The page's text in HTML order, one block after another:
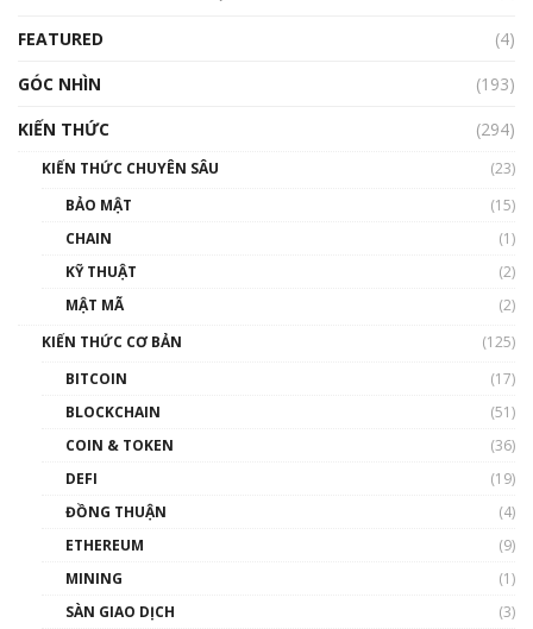
00:43:47
như thể nào?
00:39:31
Phổ cập Blockchain
thống & Crypto qua các cuộc chiến | Phổ cập
FEATURED
(4)
GÓC NHÌN
(193)
KIẾN THỨC
(294)
KIẾN THỨC CHUYÊN SÂU
(23)
BẢO MẬT
(15)
CHAIN
(1)
KỸ THUẬT
(2)
MẬT MÃ
(2)
KIẾN THỨC CƠ BẢN
(125)
BITCOIN
(17)
BLOCKCHAIN
(51)
COIN & TOKEN
(36)
DEFI
(19)
ĐỒNG THUẬN
(4)
ETHEREUM
(9)
MINING
(1)
SÀN GIAO DỊCH
(3)